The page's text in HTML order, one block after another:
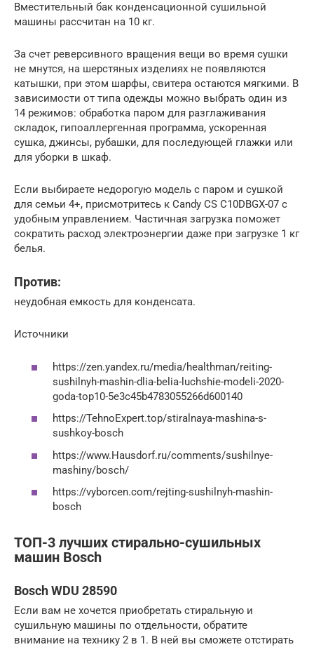
Вместительный бак конденсационной сушильной
машины рассчитан на 10 кг.
За счет реверсивного вращения вещи во время сушки
не мнутся, на шерстяных изделиях не появляются
катышки, при этом шарфы, свитера остаются мягкими. В
зависимости от типа одежды можно выбрать один из
14 режимов: обработка паром для разглаживания
складок, гипоаллергенная программа, ускоренная
сушка, джинсы, рубашки, для последующей глажки или
для уборки в шкаф.
Если выбираете недорогую модель с паром и сушкой
для семьи 4+, присмотритесь к Candy CS C10DBGX-07 с
удобным управлением. Частичная загрузка поможет
сократить расход электроэнергии даже при загрузке 1 кг
белья.
Против:
неудобная емкость для конденсата.
Источники
https://zen.yandex.ru/media/healthman/reiting-
sushilnyh-mashin-dlia-belia-luchshie-modeli-2020-
goda-top10-5e3c45b4783055266d600140
https://TehnoExpert.top/stiralnaya-mashina-s-
sushkoy-bosch
https://www.Hausdorf.ru/comments/sushilnye-
mashiny/bosch/
https://vyborcen.com/rejting-sushilnyh-mashin-
bosch
ТОП-3 лучших стирально-сушильных
машин Bosch
Bosch WDU 28590
Если вам не хочется приобретать стиральную и
сушильную машины по отдельности, обратите
внимание на технику 2 в 1. В ней вы сможете отстирать